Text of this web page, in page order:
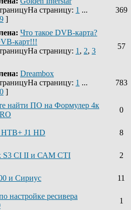
На страницу: 1 ...
]
369
Что такое DVB-карта?
карт!!!
На страницу: 1 , 2, 3
57
Dreambox
На страницу: 1 ...
]
783
найти ПО на Формулер 4к
0
НТВ+ J1 HD 8
S3 CI II и САМ СТІ 2
и Сириус 11
настройке ресивера
1